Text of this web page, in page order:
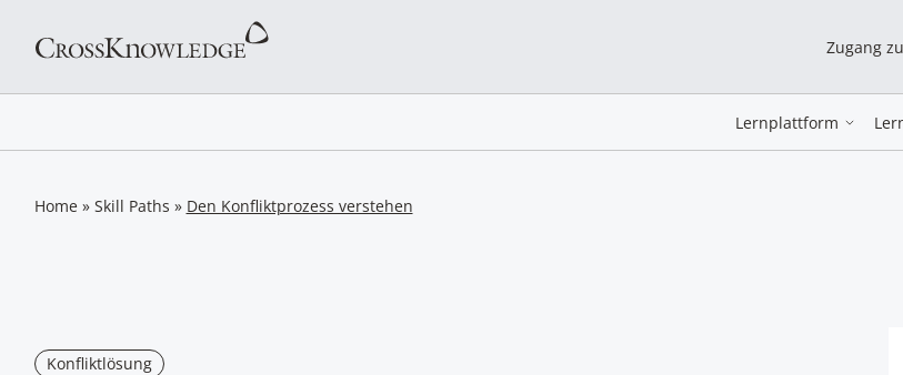
Zugang
Lernplattform
Home» Skill Paths » Den Konfliktprozess verstehen
Konfliktlösung